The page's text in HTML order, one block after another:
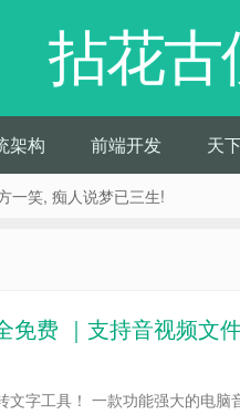
拈花古
架构 前端开发 天
一笑, 痴人说梦已三生!
免费 ｜支持音视频文
文字工具！ 一款功能强大的电